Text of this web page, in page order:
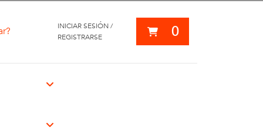
INICIAR SESIÓN /
REGISTRARSE
0